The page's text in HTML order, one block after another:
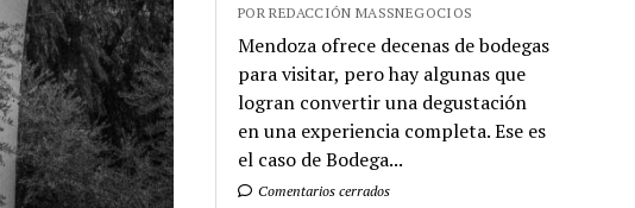
POR REDACCIÓN MASSNEGOCIOS
Mendoza ofrece decenas de bodegas
para visitar, pero hay algunas que
logran convertir una degustación
en una experiencia completa. Ese es
el caso de Bodega...
Comentarios cerrados